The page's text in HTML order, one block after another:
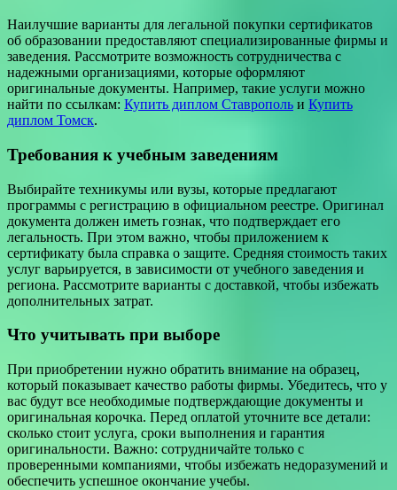
Наилучшие варианты для легальной покупки сертификатов
об образовании предоставляют специализированные фирмы и
заведения. Рассмотрите возможность сотрудничества с
надежными организациями, которые оформляют
оригинальные документы. Например, такие услуги можно
найти по ссылкам: Купить диплом Ставрополь и Купить
диплом Томск.
Требования к учебным заведениям
Выбирайте техникумы или вузы, которые предлагают
программы с регистрацию в официальном реестре. Оригинал
документа должен иметь гознак, что подтверждает его
легальность. При этом важно, чтобы приложением к
сертификату была справка о защите. Средняя стоимость таких
услуг варьируется, в зависимости от учебного заведения и
региона. Рассмотрите варианты с доставкой, чтобы избежать
дополнительных затрат.
Что учитывать при выборе
При приобретении нужно обратить внимание на образец,
который показывает качество работы фирмы. Убедитесь, что у
вас будут все необходимые подтверждающие документы и
оригинальная корочка. Перед оплатой уточните все детали:
сколько стоит услуга, сроки выполнения и гарантия
оригинальности. Важно: сотрудничайте только с
проверенными компаниями, чтобы избежать недоразумений и
обеспечить успешное окончание учебы.